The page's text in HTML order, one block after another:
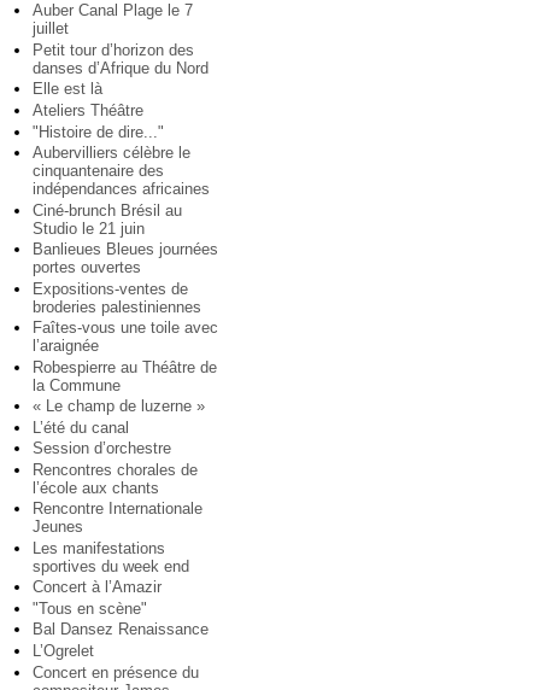
Auber Canal Plage le 7
juillet
Petit tour d’horizon des
danses d’Afrique du Nord
Elle est là
Ateliers Théâtre
"Histoire de dire..."
Aubervilliers célèbre le
cinquantenaire des
indépendances africaines
Ciné-brunch Brésil au
Studio le 21 juin
Banlieues Bleues journées
portes ouvertes
Expositions-ventes de
broderies palestiniennes
Faîtes-vous une toile avec
l’araignée
Robespierre au Théâtre de
la Commune
« Le champ de luzerne »
L’été du canal
Session d’orchestre
Rencontres chorales de
l’école aux chants
Rencontre Internationale
Jeunes
Les manifestations
sportives du week end
Concert à l’Amazir
"Tous en scène"
Bal Dansez Renaissance
L’Ogrelet
Concert en présence du